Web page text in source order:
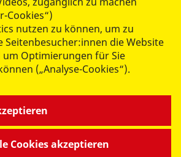
Hessen e.V.
Cookies“)
nutzen zu können, um zu
Seitenbesucher:innen die Website
Optimierungen für Sie
(„Analyse-Cookies“).
Cookies akzeptieren